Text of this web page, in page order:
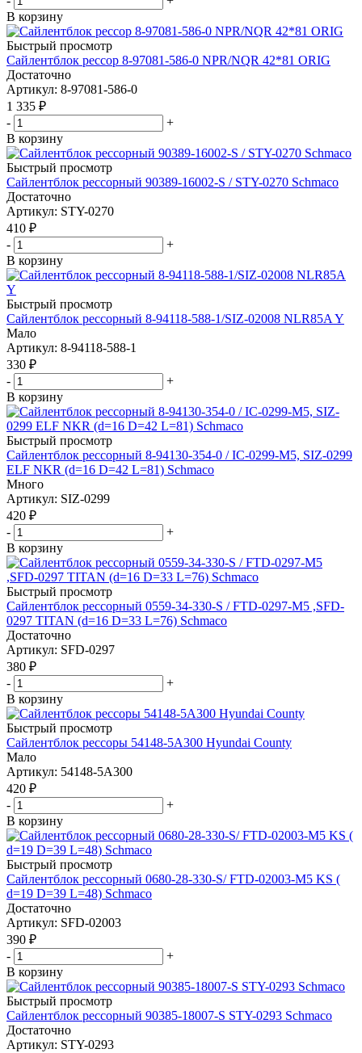
В корзину
Быстрый просмотр
Сайлентблок рессор 8-97081-586-0 NPR/NQR 42*81 ORIG
Достаточно
Артикул: 8-97081-586-0
1 335 ₽
-
+
В корзину
Быстрый просмотр
Сайлентблок рессорный 90389-16002-S / STY-0270 Schmaco
Достаточно
Артикул: STY-0270
410 ₽
-
+
В корзину
Быстрый просмотр
Сайлентблок рессорный 8-94118-588-1/SIZ-02008 NLR85A Y
Мало
Артикул: 8-94118-588-1
330 ₽
-
+
В корзину
Быстрый просмотр
Сайлентблок рессорный 8-94130-354-0 / IC-0299-M5, SIZ-0299
ELF NKR (d=16 D=42 L=81) Schmaco
Много
Артикул: SIZ-0299
420 ₽
-
+
В корзину
Быстрый просмотр
Сайлентблок рессорный 0559-34-330-S / FTD-0297-M5 ,SFD-
0297 TITAN (d=16 D=33 L=76) Schmaco
Достаточно
Артикул: SFD-0297
380 ₽
-
+
В корзину
Быстрый просмотр
Сайлентблок рессоры 54148-5A300 Hyundai County
Мало
Артикул: 54148-5A300
420 ₽
-
+
В корзину
Быстрый просмотр
Сайлентблок рессорный 0680-28-330-S/ FTD-02003-M5 KS (
d=19 D=39 L=48) Schmaco
Достаточно
Артикул: SFD-02003
390 ₽
-
+
В корзину
Быстрый просмотр
Сайлентблок рессорный 90385-18007-S STY-0293 Schmaco
Достаточно
Артикул: STY-0293